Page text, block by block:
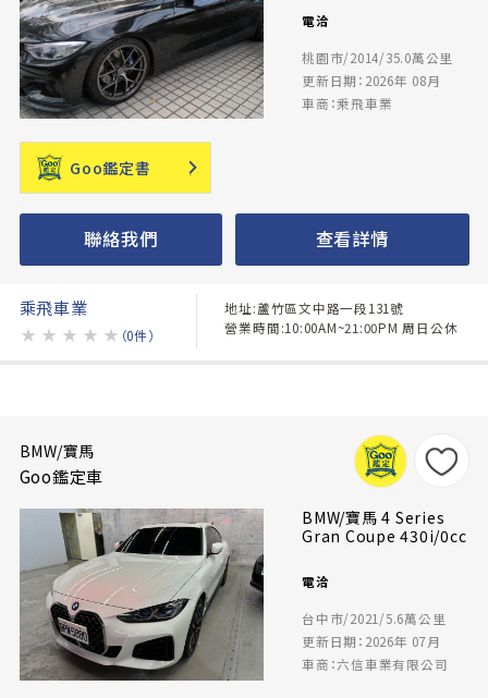
電洽
桃園市/2014/35.0萬公里
更新日期：2026年 08月
車商：乘飛車業
Goo鑑定書
聯絡我們 查看詳情
乘飛車業
★ ★ ★ ★ ★ （0件）
地址:蘆竹區文中路一段131號
營業時間:10:00AM~21:00PM 周日公休
BMW/寶馬
Goo鑑定車
BMW/寶馬 4 Series
Gran Coupe 430i/0cc
電洽
台中市/2021/5.6萬公里
更新日期：2026年 07月
車商：六信車業有限公司